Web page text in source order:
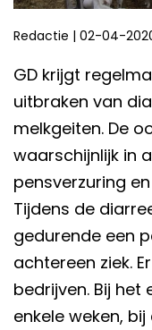
Redactie | 02-04-
GD krijgt
uitbraken van
melkgeiten. De
waarschijnlijk in
pensverzuring
Tijdens de
gedurende een
achtereen ziek.
bedrijven. Bij het
enkele weken,